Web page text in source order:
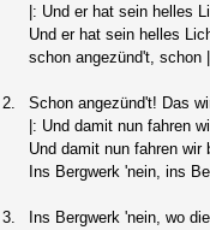
|: Und er hat sein helles
Und er hat sein helles
schon angezünd't, schon
2.
Schon angezünd't! Das
|: Und damit nun fahren
Und damit nun fahren wir
Ins Bergwerk 'nein, ins
3.
Ins Bergwerk 'nein, wo